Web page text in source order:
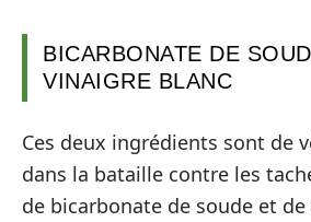
BICARBONATE DE
VINAIGRE BLANC
Ces deux ingrédients sont de
dans la bataille contre les
de bicarbonate de soude et